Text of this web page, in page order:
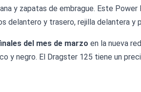
y zapatas de embrague. Este
delantero y trasero, rejilla delantera y
del mes de marzo en la nueva
y negro. El Dragster 125 tiene un